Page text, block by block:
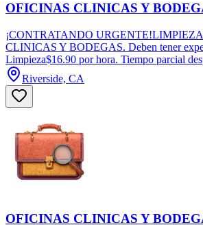
OFICINAS CLINICAS Y
¡CONTRATANDO
CLINICAS Y BODEGAS. Deben tener
Limpieza$16.90 por hora. Tiempo parcial
Riverside, CA
OFICINAS CLINICAS Y